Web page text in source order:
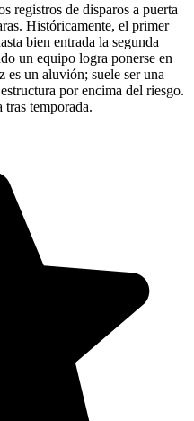
registros de disparos a puerta
Históricamente, el primer
bien entrada la segunda
un equipo logra ponerse en
es un aluvión; suele ser una
por encima del riesgo.
tras temporada.